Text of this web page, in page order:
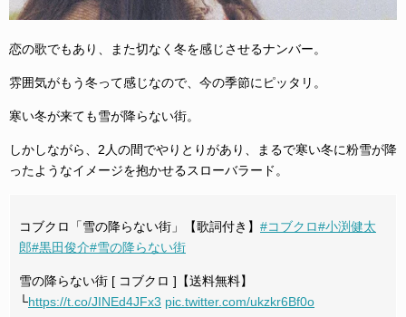
恋の歌でもあり、また切なく冬を感じさせるナンバー。
雰囲気がもう冬って感じなので、今の季節にピッタリ。
寒い冬が来ても雪が降らない街。
しかしながら、2人の間でやりとりがあり、まるで寒い冬に粉雪が降
ったようなイメージを抱かせるスローバラード。
コブクロ「雪の降らない街」【歌詞付き】 #コブクロ#小渕健太
郎#黒田俊介#雪の降らない街
雪の降らない街 [ コブクロ ]【送料無料】
└https://t.co/JINEd4JFx3 pic.twitter.com/ukzkr6Bf0o